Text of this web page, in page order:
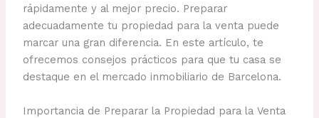
rápidamente y al mejor precio. Preparar
adecuadamente tu propiedad para la venta puede
marcar una gran diferencia. En este artículo, te
ofrecemos consejos prácticos para que tu casa se
destaque en el mercado inmobiliario de Barcelona.
Importancia de Preparar la Propiedad para la Venta